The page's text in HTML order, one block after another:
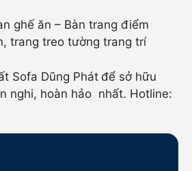
ghế ăn – Bàn trang điểm
trang treo tường trang trí
Sofa Dũng Phát để sở hữu
nghi, hoàn hảo nhất. Hotline: